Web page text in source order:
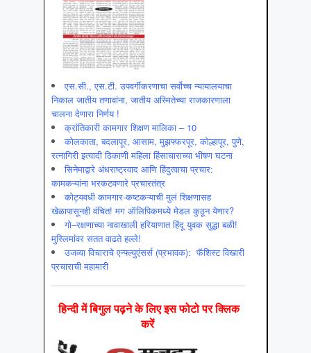
एस.सी., एस.टी. उपवर्गीकरणाचा सर्वोच्च न्यायालयाचा
निकाल जातीय तणावांना, जातीय अस्मितेच्या राजकारणाला
चालना देणारा निर्णय !
क्रांतिकारी कामगार शिक्षण मालिका – 10
कोलकाता, बदलापूर, आसाम, मुझफ्फरपूर, कोल्हापूर, पुणे,
रत्नागिरी इत्यादी ठिकाणी महिला हिंसाचाराच्या भीषण घटना
सिनेमाद्वारे अंधराष्ट्रवाद आणि हिंदुत्वाचा प्रचार:
कामकऱ्यांना भरकटवणारे प्रचारतंत्र
कोट्यवधी कामगार-कष्टकऱ्याची मुलं शिक्षणासह
खेळापासूनही वंचित! मग ऑलिपिकमध्ये मेडल कुठून येणार?
गो–रक्षणाच्या नावाखाली हरियाणात हिंदू युवक सुद्धा बळी!
मुस्लिमांवर सतत वाढते हल्ले!
उजव्या विचाराचे एन्फ्ल्युएंसर्स (प्रभावक): फॅशिस्ट विखारी
प्रचाराची महामारी
हिन्‍दी में बिगुल पढ़ने के लिए इस फोटो पर क्लिक
करें